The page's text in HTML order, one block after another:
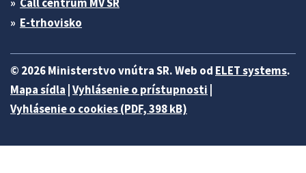
E-trhovisko
© 2026 Ministerstvo vnútra SR. Web od ELET systems.
Mapa sídla Vyhlásenie o prístupnosti
Vyhlásenie o cookies (PDF, 398 kB)